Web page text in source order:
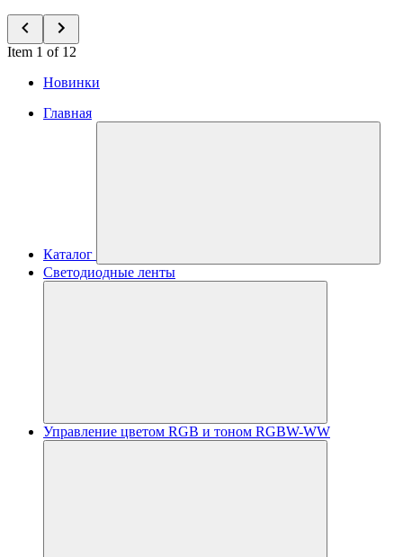
Item 1 of 12
Новинки
Главная
Каталог
Светодиодные ленты
Управление цветом RGB и тоном RGBW-WW